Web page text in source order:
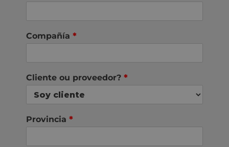
Compañía *
Cliente ou proveedor? *
Provincia *